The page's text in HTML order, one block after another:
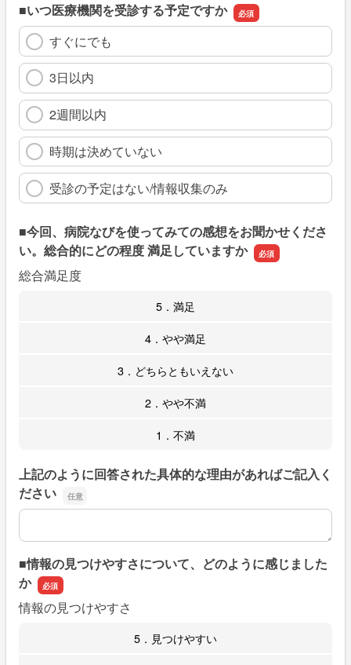
■いつ医療機関を受診する予定ですか
すぐにでも
3日以内
2週間以内
時期は決めていない
受診の予定はない/情報収集のみ
■今回、病院なびを使ってみての感想をお聞かせくださ
い。総合的にどの程度 満足していますか
総合満足度
5．満足
4．やや満足
3．どちらともいえない
2．やや不満
1．不満
上記のように回答された具体的な理由があればご記入く
ださい
上記のように回答された具体的な理由があればご記入くだ
■情報の見つけやすさについて、どのように感じました
か
情報の見つけやすさ
5．見つけやすい